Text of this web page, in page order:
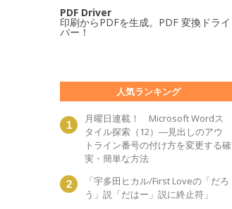
PDF Driver
印刷からPDFを生成。PDF 変換ドライ
バー！
人気ランキング
月曜日連載！ Microsoft Wordス
タイル探索（12）―見出しのアウ
トライン番号の付け方を変更する確
実・簡単な方法
「宇多田ヒカル/First Loveの「だろ
う」説「だはー」説に終止符」